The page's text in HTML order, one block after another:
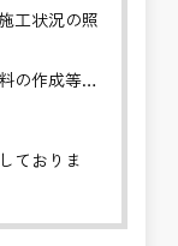
工状況の照
の作成等
ておりま